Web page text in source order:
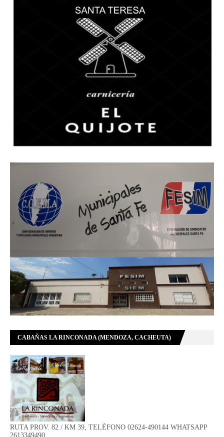
CABAÑAS LA RINCONADA (MENDOZA, CACHEUTA)
RUTA PROV. 82 / KM 39, TELÉFONO 02624-490144 WHATSAPP
2613349490